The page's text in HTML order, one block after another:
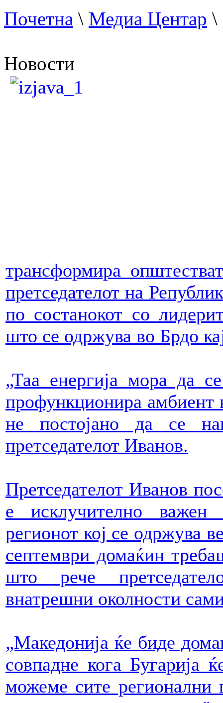
Почетна \ Медиа Центар \
Новости
трансформира
претседателот на
по состанокот со
што се одржува во Брдо
„Таа енергија мора да
профункционира амбиент
не постојано да се
претседателот Иванов.
Претседателот Иванов
е исклучително важен
регионот кој се одржува
септември домаќин
што рече
внатрешни околности
„Македонија ќе биде
совпадне кога Бугарија
можеме сите регионални